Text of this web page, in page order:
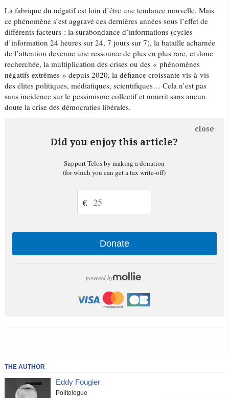
La fabrique du négatif est loin d’être une tendance nouvelle. Mais
ce phénomène s’est aggravé ces dernières années sous l’effet de
différents facteurs : la surabondance d’informations (cycles
d’information 24 heures sur 24, 7 jours sur 7), la bataille acharnée
de l’attention devenue une ressource de plus en plus rare, et donc
recherchée, la multiplication des crises ou des « phénomènes
négatifs extrêmes » depuis 2020, la défiance croissante vis-à-vis
des élites politiques, médiatiques, scientifiques… Cela n’est pas
sans incidence sur le pessimisme collectif et nourrit sans aucun
doute la crise des démocraties libérales.
Did you enjoy this article?
close
Support Telos by making a donation
(for which you can get a tax write-off)
€
Donate
powered by
THE AUTHOR
Eddy Fougier
Politologue